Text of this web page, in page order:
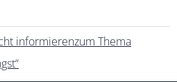
informierenzum Thema